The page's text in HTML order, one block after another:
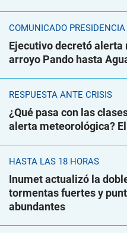
COMUNICADO PRESIDENCIA
Ejecutivo decretó alerta
arroyo Pando hasta
RESPUESTA ANTE CRISIS
¿Qué pasa con las
alerta meteorológica?
HASTA LAS 18 HORAS
Inumet actualizó la
tormentas fuertes y
abundantes